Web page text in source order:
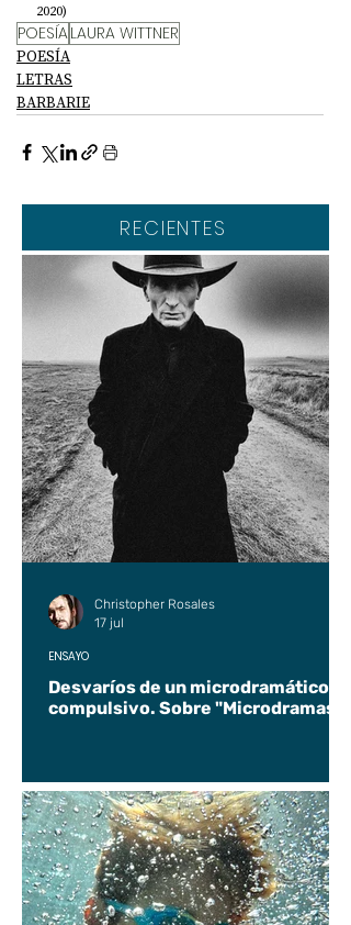
2020)
POESÍALAURA WITTNER
POESÍA
LETRAS
BARBARIE
RECIENTES
Desvaríos de un microdramático
compulsivo. Sobre "Microdramas".
ENSAYO
Christopher Rosales
17 jul